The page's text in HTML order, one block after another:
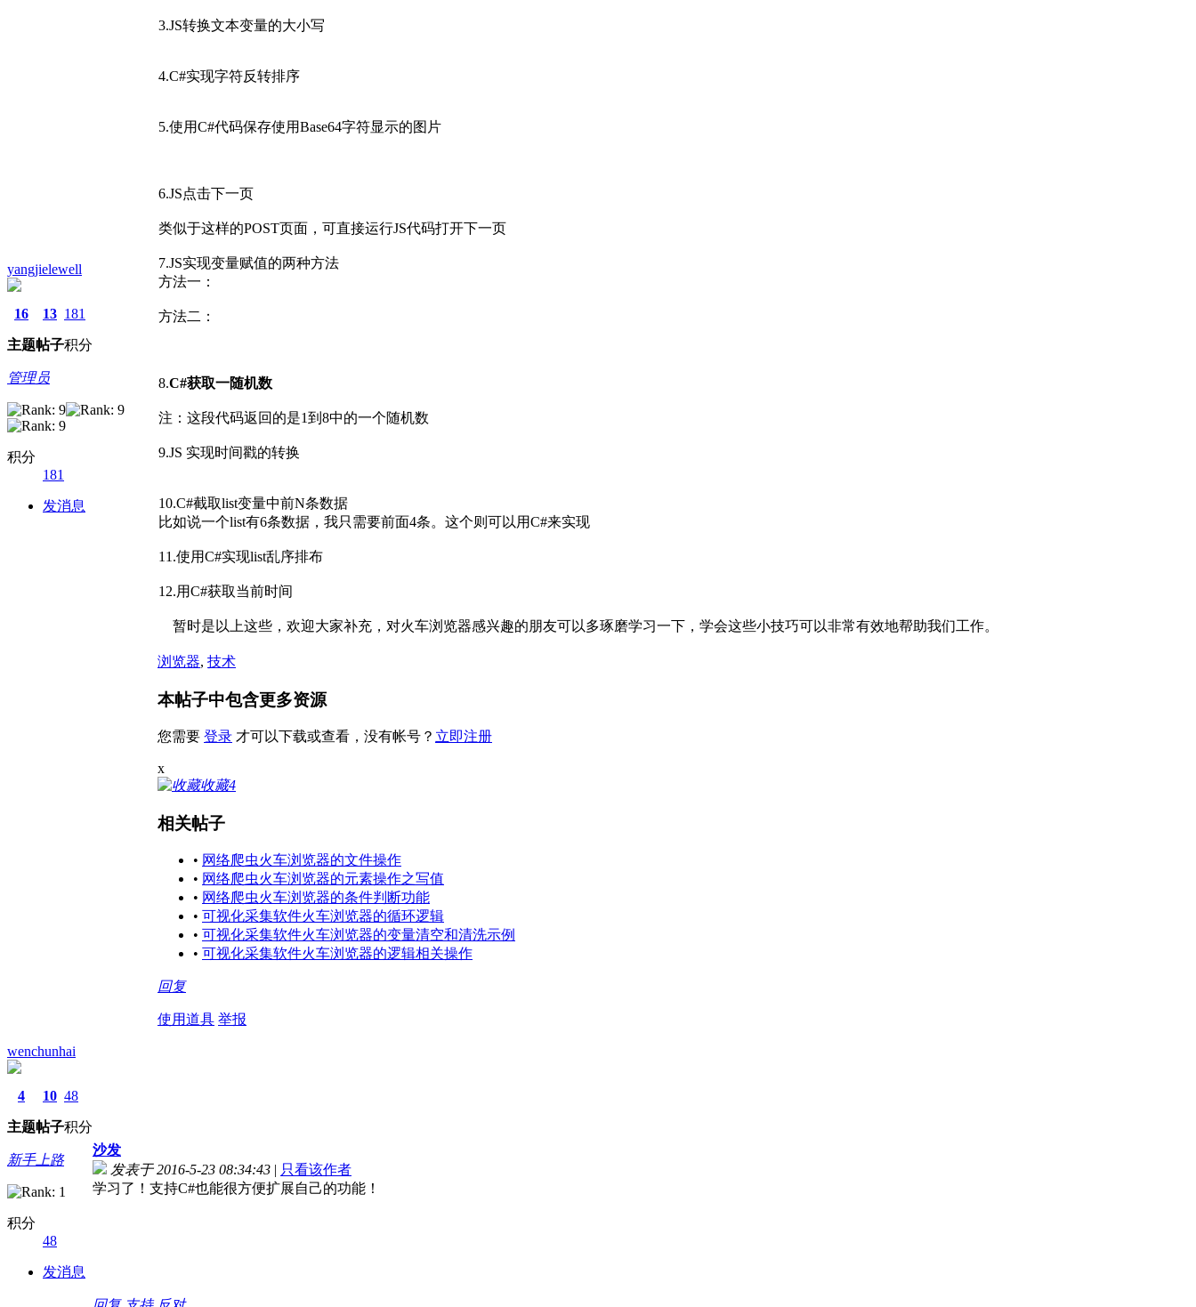
yangjielewell
16
主题
13
帖子
181
积分
管理员
积分
181
发消息
3.JS转换文本变量的大小写
4.C#实现字符反转排序
5.使用C#代码保存使用Base64字符显示的图片
6.JS点击下一页
类似于这样的POST页面，可直接运行JS代码打开下一页
7.JS实现变量赋值的两种方法
方法一：
方法二：
8.C#获取一随机数
注：这段代码返回的是1到8中的一个随机数
9.JS 实现时间戳的转换
10.C#截取list变量中前N条数据
比如说一个list有6条数据，我只需要前面4条。这个则可以用C#来实现
11.使用C#实现list乱序排布
12.用C#获取当前时间
暂时是以上这些，欢迎大家补充，对火车浏览器感兴趣的朋友可以多琢磨学习一下，学会这些小技巧可以非常有效地帮助我们工作。
浏览器, 技术
本帖子中包含更多资源
您需要 登录 才可以下载或查看，没有帐号？ 立即注册
x
收藏4
相关帖子
• 网络爬虫火车浏览器的文件操作
• 网络爬虫火车浏览器的元素操作之写值
• 网络爬虫火车浏览器的条件判断功能
• 可视化采集软件火车浏览器的循环逻辑
• 可视化采集软件火车浏览器的变量清空和清洗示例
• 可视化采集软件火车浏览器的逻辑相关操作
回复
使用道具 举报
wenchunhai
4
主题
10
帖子
48
积分
新手上路
积分
48
发消息
沙发
发表于 2016-5-23 08:34:43 | 只看该作者
学习了！支持C#也能很方便扩展自己的功能！